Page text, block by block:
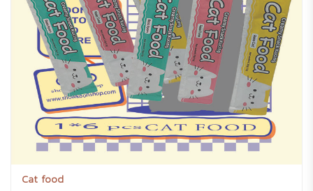
Cat food